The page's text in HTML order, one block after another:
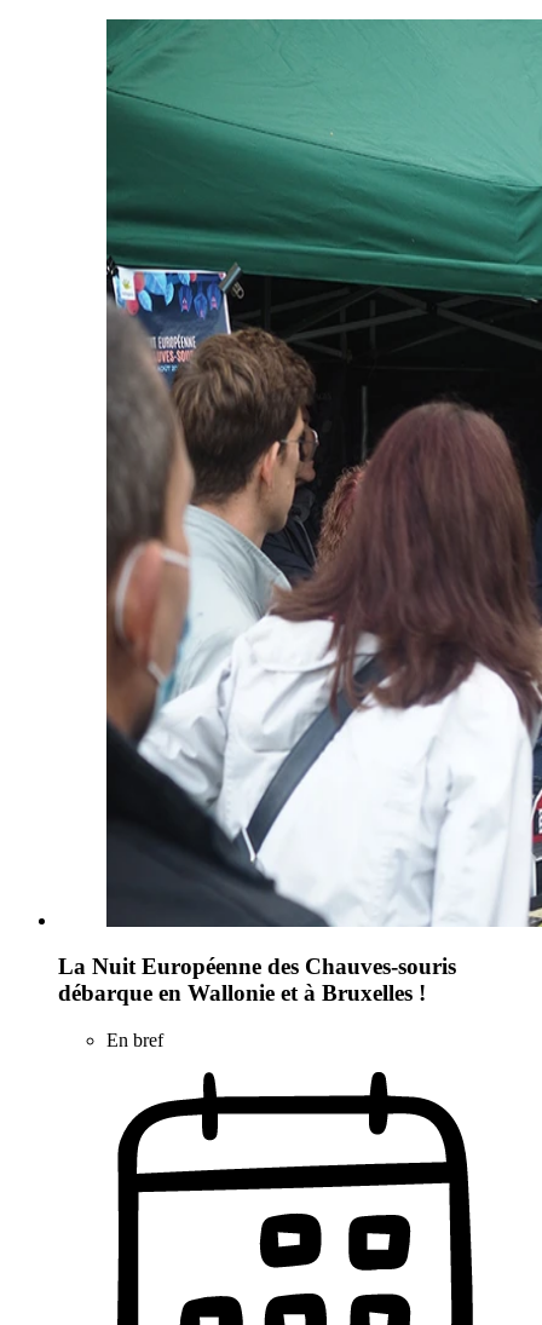
La Nuit Européenne des Chauves-souris
débarque en Wallonie et à Bruxelles !
En bref